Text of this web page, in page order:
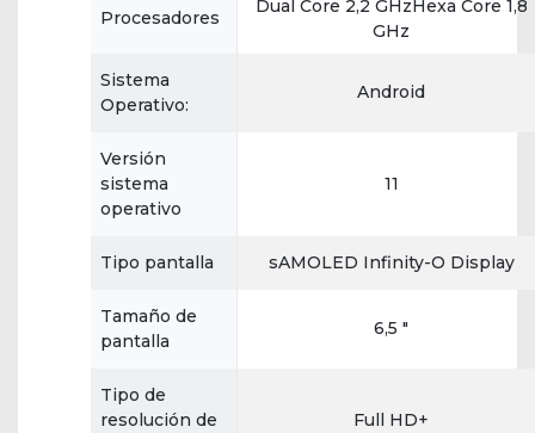
Procesadores
Dual Core 2,2 GHzHexa Core 1,8
GHz
Sistema
Operativo:
Android
Versión
sistema
operativo
11
Tipo pantalla sAMOLED Infinity-O Display
Tamaño de
pantalla
6,5 "
Tipo de
resolución de
Full HD+